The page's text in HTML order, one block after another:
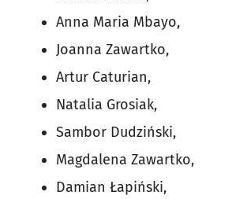
Anna Maria Mbayo,
Joanna Zawartko,
Artur Caturian,
Natalia Grosiak,
Sambor Dudziński,
Magdalena Zawartko,
Damian Łapiński,